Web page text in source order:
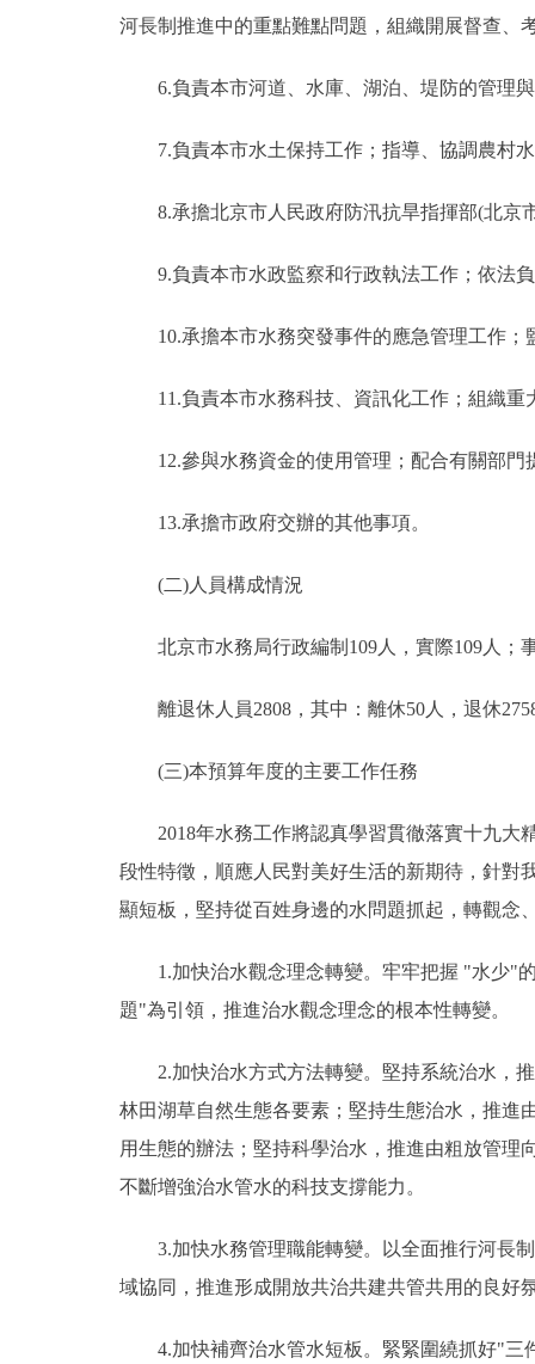
ITALIANO
河長制推進中的重點難點問題，組織開展督查、
6.負責本市河道、水庫、湖泊、堤防的管理與
7.負責本市水土保持工作；指導、協調農村水
8.承擔北京市人民政府防汛抗旱指揮部(北京
9.負責本市水政監察和行政執法工作；依法負
10.承擔本市水務突發事件的應急管理工作；
11.負責本市水務科技、資訊化工作；組織重
12.參與水務資金的使用管理；配合有關部門
13.承擔市政府交辦的其他事項。
(二)人員構成情況
北京市水務局行政編制109人，實際109人；事
離退休人員2808，其中：離休50人，退休
(三)本預算年度的主要工作任務
2018年水務工作將認真學習貫徹落實十九大
段性特徵，順應人民對美好生活的新期待，針對
顯短板，堅持從百姓身邊的水問題抓起，轉觀念
1.加快治水觀念理念轉變。牢牢把握 "水少"的
題"為引領，推進治水觀念理念的根本性轉變。
2.加快治水方式方法轉變。堅持系統治水，推
林田湖草自然生態各要素；堅持生態治水，推進
用生態的辦法；堅持科學治水，推進由粗放管
不斷增強治水管水的科技支撐能力。
3.加快水務管理職能轉變。以全面推行河長制
域協同，推進形成開放共治共建共管共用的良好
4.加快補齊治水管水短板。緊緊圍繞抓好"三